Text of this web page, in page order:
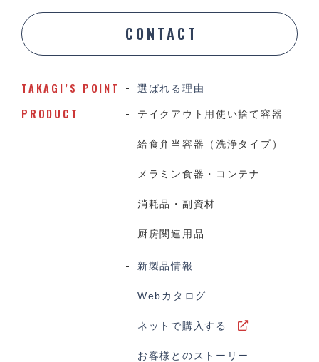
CONTACT
TAKAGI’S POINT 選ばれる理由
PRODUCT テイクアウト用使い捨て容器
給食弁当容器（洗浄タイプ）
メラミン食器・コンテナ
消耗品・副資材
厨房関連用品
新製品情報
Webカタログ
ネットで購入する
お客様とのストーリー